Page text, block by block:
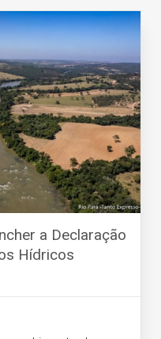
a Declaração
Hídricos